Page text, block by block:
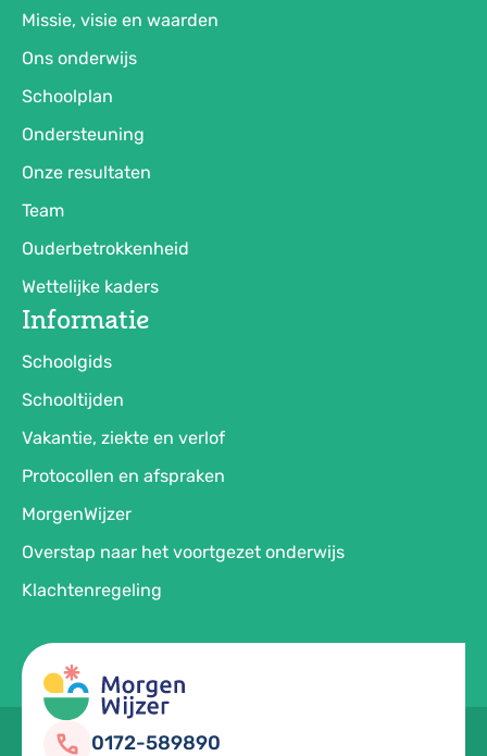
Missie, visie en waarden
Ons onderwijs
Schoolplan
Ondersteuning
Onze resultaten
Team
Ouderbetrokkenheid
Wettelijke kaders
Informatie
Schoolgids
Schooltijden
Vakantie, ziekte en verlof
Protocollen en afspraken
MorgenWijzer
Overstap naar het voortgezet onderwijs
Klachtenregeling
0172-589890